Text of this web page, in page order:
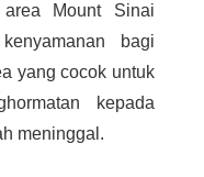
Mount Sinai
bagi
yang cocok untuk
kepada
meninggal.